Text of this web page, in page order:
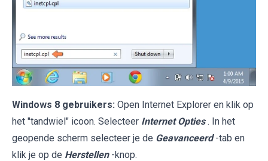
Windows 8 gebruikers: Open Internet Explorer en klik op
het "tandwiel" icoon. Selecteer Internet Opties . In het
geopende scherm selecteer je de Geavanceerd -tab en
klik je op de Herstellen -knop.